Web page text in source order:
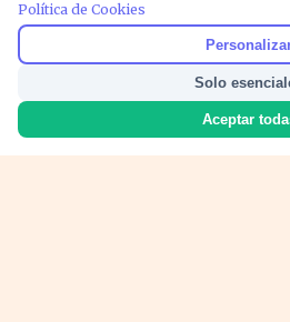
Noticias y análisis de
inversión y política.
para entender lo que
país.
Política de Cookies
Solo
Aceptar